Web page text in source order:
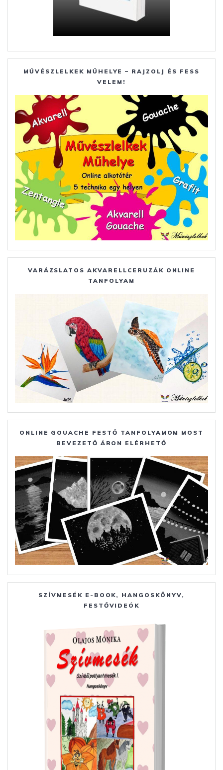
MŰVÉSZLELKEK MŰHELYE – RAJZOLJ ÉS FESS
VELEM!
VARÁZSLATOS AKVARELLCERUZÁK ONLINE
TANFOLYAM
ONLINE GOUACHE FESTŐ TANFOLYAMOM MOST
BEVEZETŐ ÁRON ELÉRHETŐ
SZÍVMESÉK E-BOOK, HANGOSKÖNYV,
FESTŐVIDEÓK